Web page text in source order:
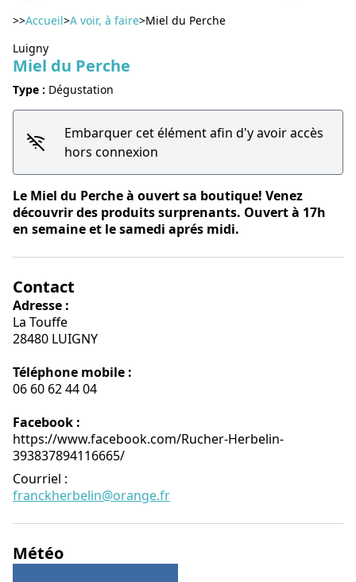
>>Accueil>A voir, à faire>Miel du Perche
Luigny
Miel du Perche
Type : Dégustation
Embarquer cet élément afin d'y avoir accès
hors connexion
Le Miel du Perche à ouvert sa boutique! Venez
découvrir des produits surprenants. Ouvert à 17h
en semaine et le samedi aprés midi.
Contact
Adresse :
La Touffe
28480 LUIGNY
Téléphone mobile :
06 60 62 44 04
Facebook :
https://www.facebook.com/Rucher-Herbelin-
393837894116665/
Courriel :
franckherbelin@orange.fr
Météo